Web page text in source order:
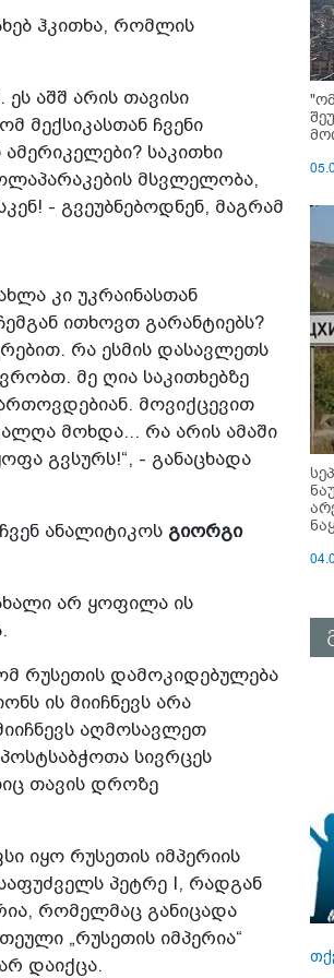
ჰკითხა, რომლის
აშშ არის თავისი
მექსიკასთან ჩვენი
საკითხი
მსვლელობა,
- გვეუბნებოდნენ, მაგრამ
კი უკრაინასთან
ითხოვთ გარანტიებს?
რა ესმის დასავლეთს
მე ღია საკითხებზე
მოვიქცევით
მოხდა... რა არის ამაში
გვსურს!“, - განაცხადა
ანალიტიკოს გიორგი
არ ყოფილა ის
რუსეთის დამოკიდებულება
ის მიიჩნევს არა
აღმოსავლეთ
სივრცეს
თავის დროზე
იყო რუსეთის იმპერიის
პეტრე I, რადგან
რომელმაც განიცადა
„რუსეთის იმპერია“
დაიქცა.